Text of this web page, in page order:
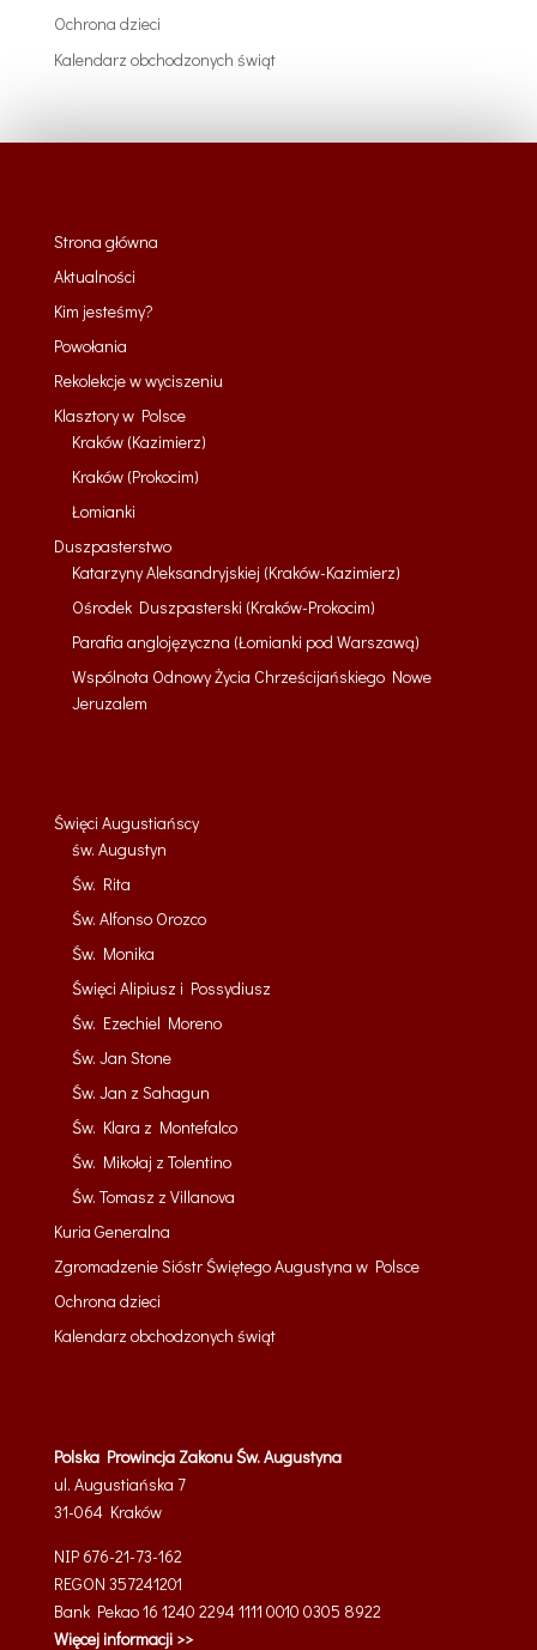
Ochrona dzieci
Kalendarz obchodzonych świąt
Strona główna
Aktualności
Kim jesteśmy?
Powołania
Rekolekcje w wyciszeniu
Klasztory w Polsce
Kraków (Kazimierz)
Kraków (Prokocim)
Łomianki
Duszpasterstwo
Katarzyny Aleksandryjskiej (Kraków-Kazimierz)
Ośrodek Duszpasterski (Kraków-Prokocim)
Parafia anglojęzyczna (Łomianki pod Warszawą)
Wspólnota Odnowy Życia Chrześcijańskiego Nowe
Jeruzalem
Święci Augustiańscy
św. Augustyn
Św. Rita
Św. Alfonso Orozco
Św. Monika
Święci Alipiusz i Possydiusz
Św. Ezechiel Moreno
Św. Jan Stone
Św. Jan z Sahagun
Św. Klara z Montefalco
Św. Mikołaj z Tolentino
Św. Tomasz z Villanova
Kuria Generalna
Zgromadzenie Sióstr Świętego Augustyna w Polsce
Ochrona dzieci
Kalendarz obchodzonych świąt
Polska Prowincja Zakonu Św. Augustyna
ul. Augustiańska 7
31-064Kraków
NIP 676-21-73-162
REGON 357241201
Bank Pekao 16 1240 2294 1111 0010 0305 8922
Więcej informacji >>